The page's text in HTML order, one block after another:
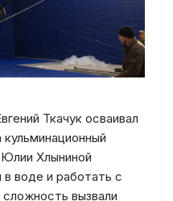
Ткачук осваивал
Хлыниной
воде и работать с
вызвали